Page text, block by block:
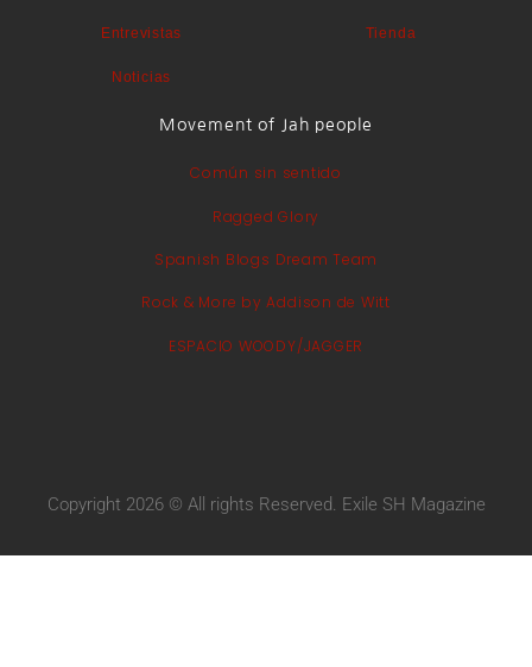
Entrevistas
Noticias
Tienda
Movement of Jah people
Común sin sentido
Ragged Glory
Spanish Blogs Dream Team
Rock & More by Addison de Witt
ESPACIO WOODY/JAGGER
Copyright 2026 © All rights Reserved. Exile SH Magazine